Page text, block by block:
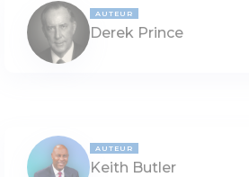
AUTEUR
Derek Prince
AUTEUR
Keith Butler